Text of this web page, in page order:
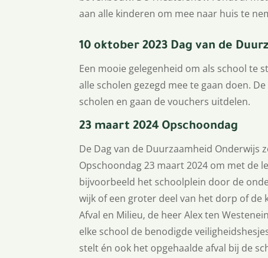
aan alle kinderen om mee naar huis te
10 oktober 2023 Dag van de
Een mooie gelegenheid om als school te
alle scholen gezegd mee te gaan doen.
scholen en gaan de vouchers uitdelen.
23 maart 2024 Opschoondag
De Dag van de Duurzaamheid
Opschoondag 23 maart 2024 om met de
bijvoorbeeld het schoolplein door de
wijk of een groter deel van het dorp of de
Afval en Milieu, de heer Alex ten
elke school de benodigde
stelt én ook het opgehaalde afval bij de